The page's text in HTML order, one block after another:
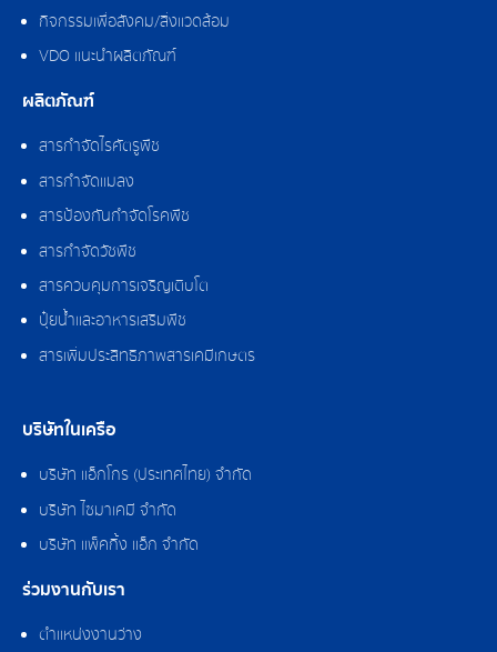
กิจกรรมเพื่อสังคม/สิ่งแวดล้อม
VDO แนะนำผลิตภัณฑ์
ผลิตภัณฑ์
สารกำจัดไรศัตรูพืช
สารกำจัดแมลง
สารป้องกันกำจัดโรคพืช
สารกำจัดวัชพืช
สารควบคุมการเจริญเติบโต
ปุ๋ยน้ำและอาหารเสริมพืช
สารเพิ่มประสิทธิภาพสารเคมีเกษตร
บริษัทในเครือ
บริษัท แอ็กโกร (ประเทศไทย) จำกัด
บริษัท ไซมาเคมี จำกัด
บริษัท แพ็คกิ้ง แอ็ก จำกัด
ร่วมงานกับเรา
ตำแหน่งงานว่าง